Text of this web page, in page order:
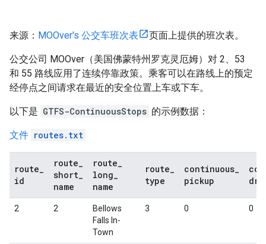
来源： MOOver's 公交车班次表 页面上提供的班次表。
公交公司 MOOver （美国佛蒙特州罗克灵厄姆）对 2、53
和 55 路线应用了连续停靠政策。乘客可以在路线上的预定
经停点之间请求在最近的安全位置上车或下车。
以下是 GTFS-ContinuousStops 的示例数据：
文件 routes.txt
route
id
route
short
name
route
long
name
route
type
continuous
pickup
2 2
Bellows
Falls In-
Town
3 0 0